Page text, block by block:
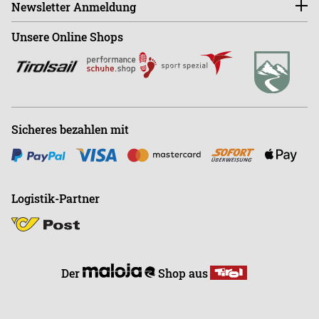
Shop+43 (0)664-88363270
Büro+43 (0)676-9408501
Sa - Mo ist der Shop GESCHLOSSEN!
Newsletter Anmeldung
Unsere Online Shops
Sicheres bezahlen mit
Logistik-Partner
Der Shop aus